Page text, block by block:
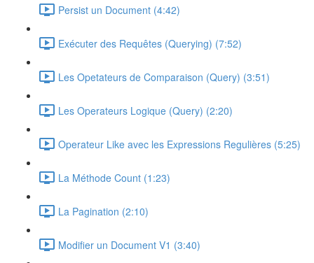
Persist un Document (4:42)
Exécuter des Requêtes (Querying) (7:52)
Les Opetateurs de Comparaison (Query) (3:51)
Les Operateurs Logique (Query) (2:20)
Operateur Like avec les Expressions Regulières (5:25)
La Méthode Count (1:23)
La Pagination (2:10)
Modifier un Document V1 (3:40)